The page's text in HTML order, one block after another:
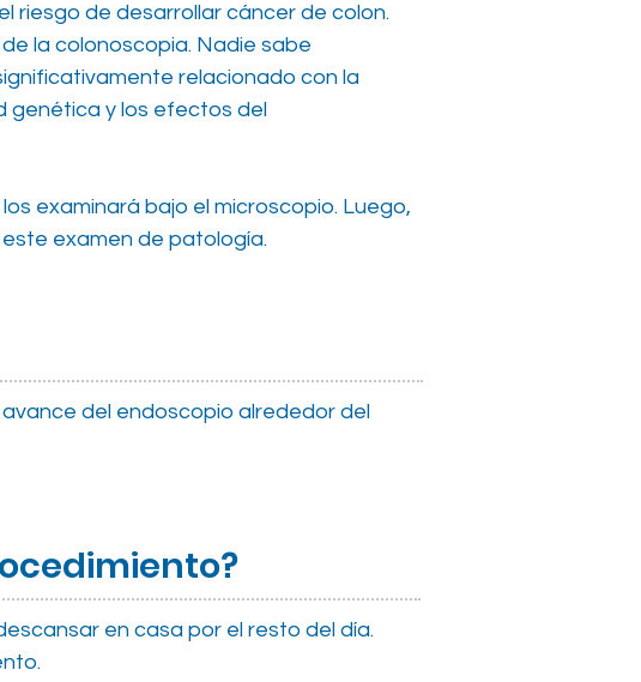
riesgo de desarrollar cáncer de colon.
la colonoscopia. Nadie sabe
relacionado con la
genética y los efectos del
examinará bajo el microscopio. Luego,
examen de patología.
del endoscopio alrededor del
en casa por el resto del día.